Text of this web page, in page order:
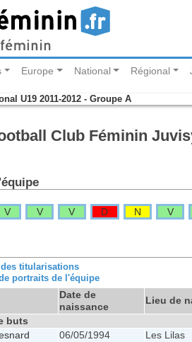
Europe National Régional
U19 2011-2012 - Groupe A
Club Féminin
V V V D N V
titularisations
portraits de l'équipe
Date de
naissance
Lieu de
buts
06/05/1994 Les Lilas